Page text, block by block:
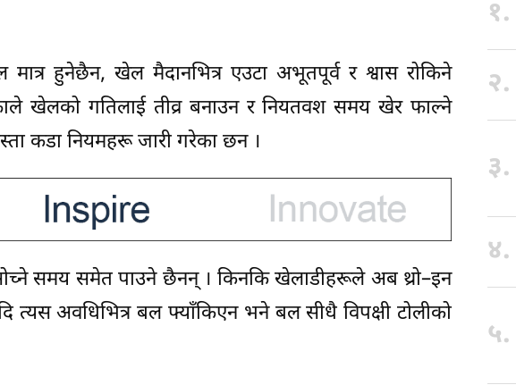
हुनेछैन, खेल मैदानभित्र एउटा अभूतपूर्व र श्वास रोकिने
खेलको गतिलाई तीव्र बनाउन र नियतवश समय खेर फाल्ने
कडा नियमहरू जारी गरेका छन ।
समय समेत पाउने छैनन् । किनकि खेलाडीहरूले अब थ्रो–इन
त्यस अवधिभित्र बल फ्याँकिएन भने बल सीधै विपक्षी टोलीको
१.
२.
३.
४.
५.